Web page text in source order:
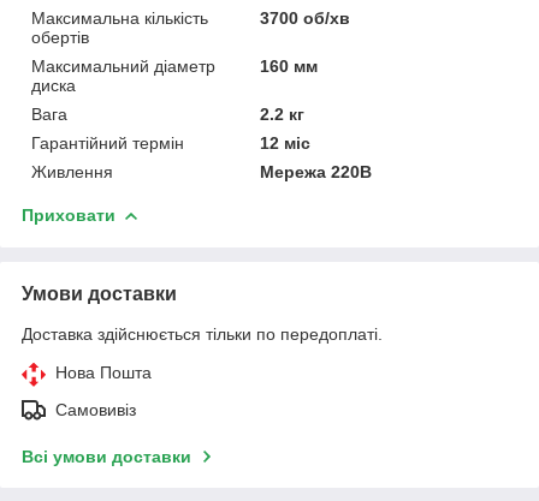
Максимальна кількість
обертів
3700 об/хв
Максимальний діаметр
диска
160 мм
Вага
2.2 кг
Гарантійний термін
12 міс
Живлення
Мережа 220В
Приховати
Умови доставки
Доставка здійснюється тільки по передоплаті.
Нова Пошта
Самовивіз
Всі умови доставки